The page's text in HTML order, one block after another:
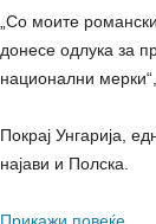
„Со моите
донесе одлука за
национални
Покрај Унгарија,
најави и Полска.